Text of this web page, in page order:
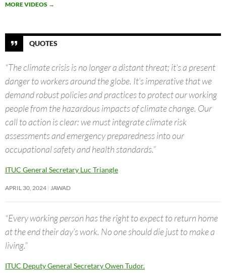
MORE VIDEOS →
QUOTES
“The climate crisis is no longer a distant threat; it’s a present
danger to workers around the globe. It’s imperative that we
demand robust policies and practices to protect our working
people from the hazardous impacts of climate change. Our
call to action is clear: we must integrate climate risk
assessments and emergency preparedness into our
occupational safety and health standards.”
ITUC General Secretary Luc Triangle
APRIL 30, 2024 JAWAD
“Every working person has the right to expect to return home
at the end their day’s work. No one should die just to make a
living.”
ITUC Deputy General Secretary Owen Tudor.